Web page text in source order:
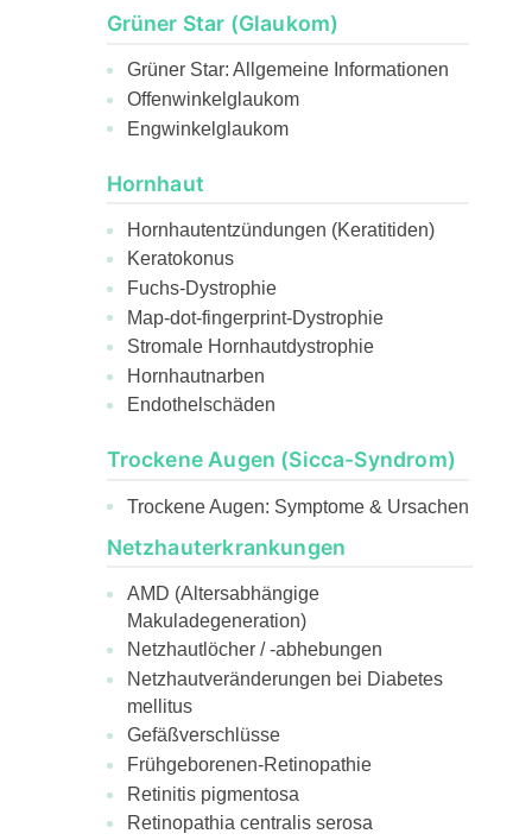
Grüner Star (Glaukom)
Grüner Star: Allgemeine Informationen
Offenwinkelglaukom
Engwinkelglaukom
Hornhaut
Hornhautentzündungen (Keratitiden)
Keratokonus
Fuchs-Dystrophie
Map-dot-fingerprint-Dystrophie
Stromale Hornhautdystrophie
Hornhautnarben
Endothelschäden
Trockene Augen (Sicca-Syndrom)
Trockene Augen: Symptome & Ursachen
Netzhauterkrankungen
AMD (Altersabhängige
Makuladegeneration)
Netzhautlöcher / -abhebungen
Netzhautveränderungen bei Diabetes
mellitus
Gefäßverschlüsse
Frühgeborenen-Retinopathie
Retinitis pigmentosa
Retinopathia centralis serosa